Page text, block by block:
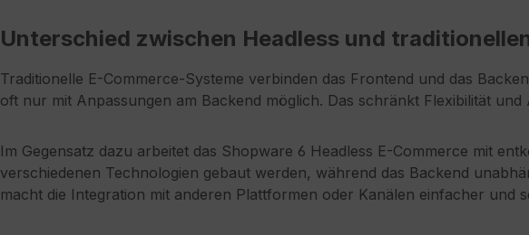
Unterschied zwischen Headless und
Traditionelle E-Commerce-Systeme verbinden das Frontend und das
oft nur mit Anpassungen am Backend möglich. Das schränkt Flexibilität und
Im Gegensatz dazu arbeitet das Shopware 6 Headless E-Commerce mit
verschiedenen Technologien gebaut werden, während das Backend
macht die Integration mit anderen Plattformen oder Kanälen einfacher und